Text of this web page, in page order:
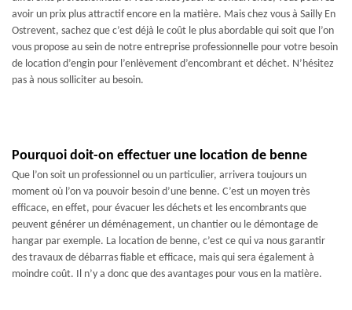
avoir un prix plus attractif encore en la matière. Mais chez vous à Sailly En
Ostrevent, sachez que c’est déjà le coût le plus abordable qui soit que l’on
vous propose au sein de notre entreprise professionnelle pour votre besoin
de location d’engin pour l’enlèvement d’encombrant et déchet. N’hésitez
pas à nous solliciter au besoin.
Pourquoi doit-on effectuer une location de benne
Que l’on soit un professionnel ou un particulier, arrivera toujours un
moment où l’on va pouvoir besoin d’une benne. C’est un moyen très
efficace, en effet, pour évacuer les déchets et les encombrants que
peuvent générer un déménagement, un chantier ou le démontage de
hangar par exemple. La location de benne, c’est ce qui va nous garantir
des travaux de débarras fiable et efficace, mais qui sera également à
moindre coût. Il n’y a donc que des avantages pour vous en la matière.